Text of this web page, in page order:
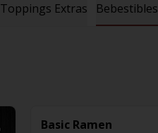
Toppings Extras Bebestibles
Basic Ramen